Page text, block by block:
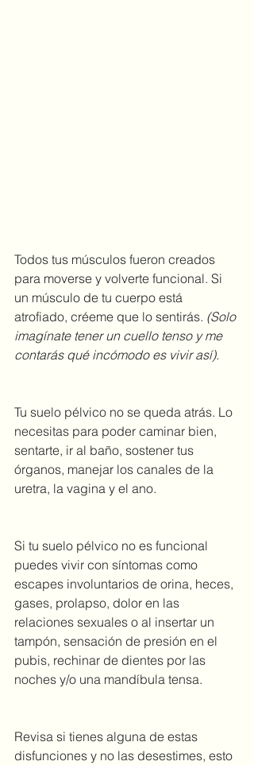
Todos tus músculos fueron creados
para moverse y volverte funcional. Si
un músculo de tu cuerpo está
atrofiado, créeme que lo sentirás. (Solo
imagínate tener un cuello tenso y me
contarás qué incómodo es vivir así).
Tu suelo pélvico no se queda atrás. Lo
necesitas para poder caminar bien,
sentarte, ir al baño, sostener tus
órganos, manejar los canales de la
uretra, la vagina y el ano.
Si tu suelo pélvico no es funcional
puedes vivir con síntomas como
escapes involuntarios de orina, heces,
gases, prolapso, dolor en las
relaciones sexuales o al insertar un
tampón, sensación de presión en el
pubis, rechinar de dientes por las
noches y/o una mandíbula tensa.
Revisa si tienes alguna de estas
disfunciones y no las desestimes, esto